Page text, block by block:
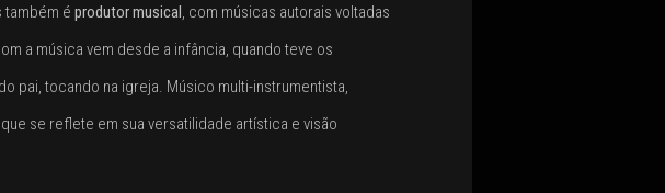
é produtor musical, com músicas autorais voltadas
a música vem desde a infância, quando teve os
pai, tocando na igreja. Músico multi-instrumentista,
se reflete em sua versatilidade artística e visão